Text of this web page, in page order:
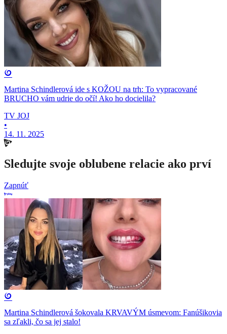
Martina Schindlerová ide s KOŽOU na trh: To vypracované
BRUCHO vám udrie do očí! Ako ho docielila?
TV JOJ
•
14. 11. 2025
Sledujte svoje oblubene relacie ako prví
Zapnúť
Martina Schindlerová šokovala KRVAVÝM úsmevom: Fanúšikovia
sa zľakli, čo sa jej stalo!